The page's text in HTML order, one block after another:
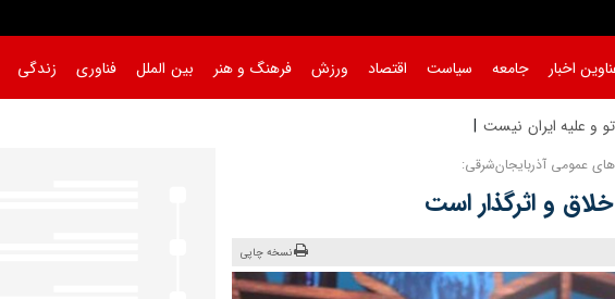
اخبار جامعه سیاست اقتصاد ورزش فرهنگ و هنر بین الملل فناوری زندگی
و علیه ایران نیست
و اثرگذار است
نسخه چاپی